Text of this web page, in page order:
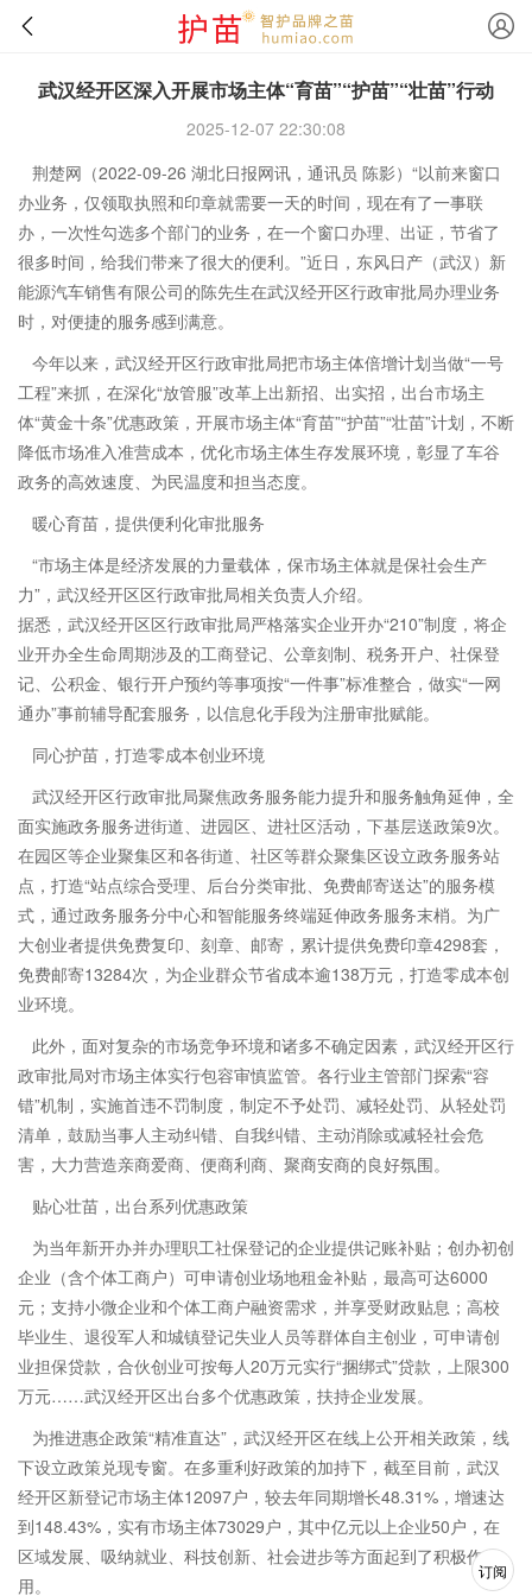
武汉经开区深入开展市场主体“育苗”“护苗”“壮苗”行动
2025-12-07 22:30:08
荆楚网（2022-09-26 湖北日报网讯，通讯员 陈影）“以前来窗口
办业务，仅领取执照和印章就需要一天的时间，现在有了一事联
办，一次性勾选多个部门的业务，在一个窗口办理、出证，节省了
很多时间，给我们带来了很大的便利。”近日，东风日产（武汉）新
能源汽车销售有限公司的陈先生在武汉经开区行政审批局办理业务
时，对便捷的服务感到满意。
今年以来，武汉经开区行政审批局把市场主体倍增计划当做“一号
工程”来抓，在深化“放管服”改革上出新招、出实招，出台市场主
体“黄金十条”优惠政策，开展市场主体“育苗”“护苗”“壮苗”计划，不断
降低市场准入准营成本，优化市场主体生存发展环境，彰显了车谷
政务的高效速度、为民温度和担当态度。
暖心育苗，提供便利化审批服务
“市场主体是经济发展的力量载体，保市场主体就是保社会生产
力”，武汉经开区区行政审批局相关负责人介绍。
据悉，武汉经开区区行政审批局严格落实企业开办“210”制度，将企
业开办全生命周期涉及的工商登记、公章刻制、税务开户、社保登
记、公积金、银行开户预约等事项按“一件事”标准整合，做实“一网
通办”事前辅导配套服务，以信息化手段为注册审批赋能。
同心护苗，打造零成本创业环境
武汉经开区行政审批局聚焦政务服务能力提升和服务触角延伸，全
面实施政务服务进街道、进园区、进社区活动，下基层送政策9次。
在园区等企业聚集区和各街道、社区等群众聚集区设立政务服务站
点，打造“站点综合受理、后台分类审批、免费邮寄送达”的服务模
式，通过政务服务分中心和智能服务终端延伸政务服务末梢。为广
大创业者提供免费复印、刻章、邮寄，累计提供免费印章4298套，
免费邮寄13284次，为企业群众节省成本逾138万元，打造零成本创
业环境。
此外，面对复杂的市场竞争环境和诸多不确定因素，武汉经开区行
政审批局对市场主体实行包容审慎监管。各行业主管部门探索“容
错”机制，实施首违不罚制度，制定不予处罚、减轻处罚、从轻处罚
清单，鼓励当事人主动纠错、自我纠错、主动消除或减轻社会危
害，大力营造亲商爱商、便商利商、聚商安商的良好氛围。
贴心壮苗，出台系列优惠政策
为当年新开办并办理职工社保登记的企业提供记账补贴；创办初创
企业（含个体工商户）可申请创业场地租金补贴，最高可达6000
元；支持小微企业和个体工商户融资需求，并享受财政贴息；高校
毕业生、退役军人和城镇登记失业人员等群体自主创业，可申请创
业担保贷款，合伙创业可按每人20万元实行“捆绑式”贷款，上限300
万元……武汉经开区出台多个优惠政策，扶持企业发展。
为推进惠企政策“精准直达”，武汉经开区在线上公开相关政策，线
下设立政策兑现专窗。在多重利好政策的加持下，截至目前，武汉
经开区新登记市场主体12097户，较去年同期增长48.31%，增速达
到148.43%，实有市场主体73029户，其中亿元以上企业50户，在
区域发展、吸纳就业、科技创新、社会进步等方面起到了积极作
用。
订阅